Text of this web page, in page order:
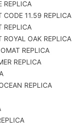
REPLICA
CODE 11.59 REPLICA
REPLICA
ROYAL OAK REPLICA
REPLICA
REPLICA
REPLICA